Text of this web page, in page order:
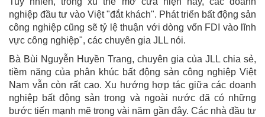
nghiệp đầu tư vào Việt "đắt khách". Phát triển bất động sản
công nghiệp cũng sẽ tỷ lệ thuận với dòng vốn FDI vào lĩnh
vực công nghiệp", các chuyên gia JLL nói.
Bà Bùi Nguyễn Huyền Trang, chuyên gia của JLL chia sẻ,
tiềm năng của phân khúc bất động sản công nghiệp Việt
Nam vẫn còn rất cao. Xu hướng hợp tác giữa các doanh
nghiệp bất động sản trong và ngoài nước đã có những
bước tiến mạnh mẽ trong vài năm gần đây. Các nhà đầu tư